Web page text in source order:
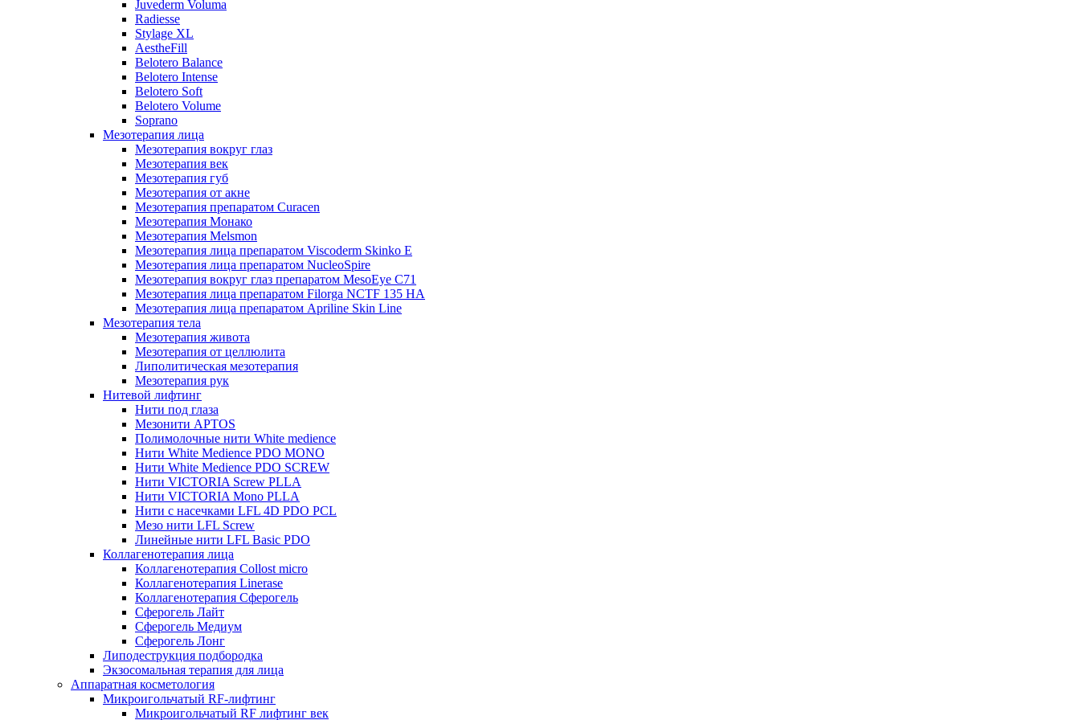
Juvederm Voluma
Radiesse
Stylage XL
AestheFill
Belotero Balance
Belotero Intense
Belotero Soft
Belotero Volume
Soprano
Мезотерапия лица
Мезотерапия вокруг глаз
Мезотерапия век
Мезотерапия губ
Мезотерапия от акне
Мезотерапия препаратом Curacen
Мезотерапия Монако
Мезотерапия Melsmon
Мезотерапия лица препаратом Viscoderm Skinko E
Мезотерапия лица препаратом NucleoSpire
Мезотерапия вокруг глаз препаратом MesoEye С71
Мезотерапия лица препаратом Filorga NCTF 135 HA
Мезотерапия лица препаратом Apriline Skin Line
Мезотерапия тела
Мезотерапия живота
Мезотерапия от целлюлита
Липолитическая мезотерапия
Мезотерапия рук
Нитевой лифтинг
Нити под глаза
Мезонити APTOS
Полимолочные нити White medience
Нити White Medience PDO MONO
Нити White Medience PDO SCREW
Нити VICTORIA Screw PLLA
Нити VICTORIA Mono PLLA
Нити с насечками LFL 4D PDO PCL
Мезо нити LFL Screw
Линейные нити LFL Basic PDO
Коллагенотерапия лица
Коллагенотерапия Collost micro
Коллагенотерапия Linerase
Коллагенотерапия Сферогель
Сферогель Лайт
Сферогель Медиум
Сферогель Лонг
Липодеструкция подбородка
Экзосомальная терапия для лица
Аппаратная косметология
Микроигольчатый RF-лифтинг
Микроигольчатый RF лифтинг век